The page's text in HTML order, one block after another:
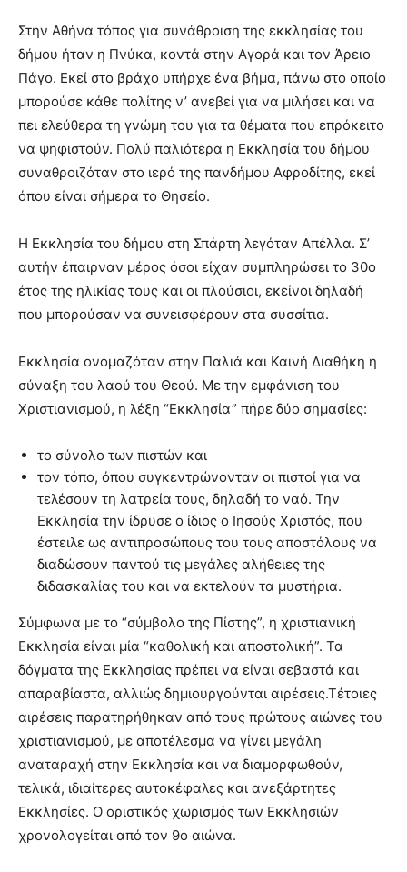
Στην Αθήνα τόπος για συνάθροιση της εκκλησίας του
δήμου ήταν η Πνύκα, κοντά στην Αγορά και τον Άρειο
Πάγο. Εκεί στο βράχο υπήρχε ένα βήμα, πάνω στο οποίο
μπορούσε κάθε πολίτης ν’ ανεβεί για να μιλήσει και να
πει ελεύθερα τη γνώμη του για τα θέματα που επρόκειτο
να ψηφιστούν. Πολύ παλιότερα η Εκκλησία του δήμου
συναθροιζόταν στο ιερό της πανδήμου Αφροδίτης, εκεί
όπου είναι σήμερα το Θησείο.
Η Εκκλησία του δήμου στη Σπάρτη λεγόταν Απέλλα. Σ’
αυτήν έπαιρναν μέρος όσοι είχαν συμπληρώσει το 30ο
έτος της ηλικίας τους και οι πλούσιοι, εκείνοι δηλαδή
που μπορούσαν να συνεισφέρουν στα συσσίτια.
Εκκλησία ονομαζόταν στην Παλιά και Καινή Διαθήκη η
σύναξη του λαού του Θεού. Με την εμφάνιση του
Χριστιανισμού, η λέξη “Εκκλησία” πήρε δύο σημασίες:
το σύνολο των πιστών και
τον τόπο, όπου συγκεντρώνονταν οι πιστοί για να
τελέσουν τη λατρεία τους, δηλαδή το ναό. Την
Εκκλησία την ίδρυσε ο ίδιος ο Ιησούς Χριστός, που
έστειλε ως αντιπροσώπους του τους αποστόλους να
διαδώσουν παντού τις μεγάλες αλήθειες της
διδασκαλίας του και να εκτελούν τα μυστήρια.
Σύμφωνα με το “σύμβολο της Πίστης”, η χριστιανική
Εκκλησία είναι μία “καθολική και αποστολική”. Τα
δόγματα της Εκκλησίας πρέπει να είναι σεβαστά και
απαραβίαστα, αλλιώς δημιουργούνται αιρέσεις.Τέτοιες
αιρέσεις παρατηρήθηκαν από τους πρώτους αιώνες του
χριστιανισμού, με αποτέλεσμα να γίνει μεγάλη
αναταραχή στην Εκκλησία και να διαμορφωθούν,
τελικά, ιδιαίτερες αυτοκέφαλες και ανεξάρτητες
Εκκλησίες. Ο οριστικός χωρισμός των Εκκλησιών
χρονολογείται από τον 9ο αιώνα.